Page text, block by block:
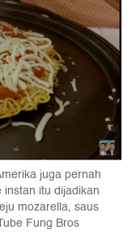
juga pernah
itu dijadikan
mozarella, saus
Fung Bros